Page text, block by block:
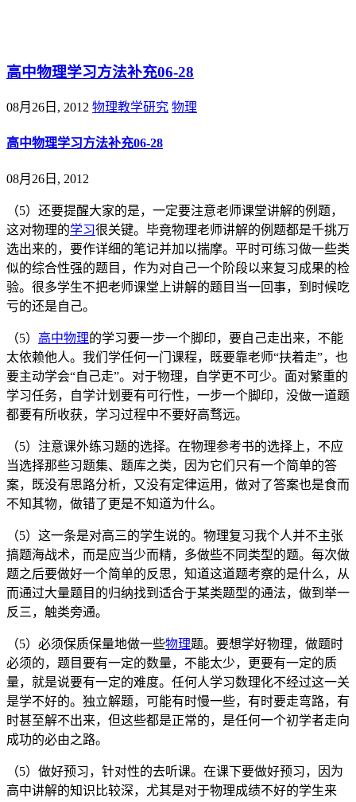
高中物理学习方法补充06-28
08月26日, 2012 物理教学研究 物理
高中物理学习方法补充06-28
08月26日, 2012
（5）还要提醒大家的是，一定要注意老师课堂讲解的例题，
这对物理的学习很关键。毕竟物理老师讲解的例题都是千挑万
选出来的，要作详细的笔记并加以揣摩。平时可练习做一些类
似的综合性强的题目，作为对自己一个阶段以来复习成果的检
验。很多学生不把老师课堂上讲解的题目当一回事，到时候吃
亏的还是自己。
（5） 高中物理的学习要一步一个脚印，要自己走出来，不能
太依赖他人。我们学任何一门课程，既要靠老师“扶着走”，也
要主动学会“自己走”。对于物理，自学更不可少。面对繁重的
学习任务，自学计划要有可行性，一步一个脚印，没做一道题
都要有所收获，学习过程中不要好高骛远。
（5）注意课外练习题的选择。在物理参考书的选择上，不应
当选择那些习题集、题库之类，因为它们只有一个简单的答
案，既没有思路分析，又没有定律运用，做对了答案也是食而
不知其物，做错了更是不知道为什么。
（5）这一条是对高三的学生说的。物理复习我个人并不主张
搞题海战术，而是应当少而精，多做些不同类型的题。每次做
题之后要做好一个简单的反思，知道这道题考察的是什么，从
而通过大量题目的归纳找到适合于某类题型的通法，做到举一
反三，触类旁通。
（5）必须保质保量地做一些物理题。要想学好物理，做题时
必须的，题目要有一定的数量，不能太少，更要有一定的质
量，就是说要有一定的难度。任何人学习数理化不经过这一关
是学不好的。独立解题，可能有时慢一些，有时要走弯路，有
时甚至解不出来，但这些都是正常的，是任何一个初学者走向
成功的必由之路。
（5）做好预习，针对性的去听课。在课下要做好预习，因为
高中讲解的知识比较深，尤其是对于物理成绩不好的学生来